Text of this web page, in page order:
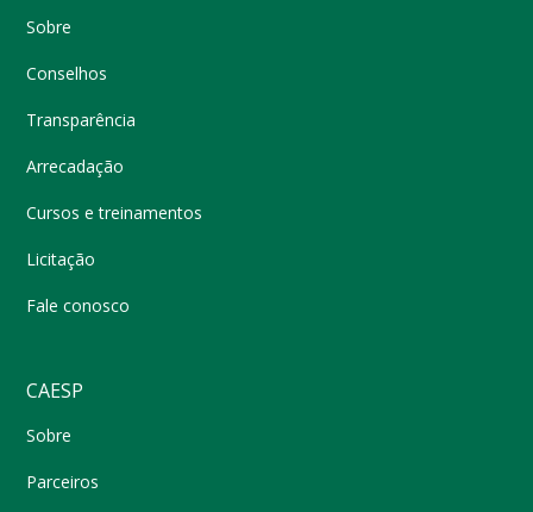
Sobre
Conselhos
Transparência
Arrecadação
Cursos e treinamentos
Licitação
Fale conosco
CAESP
Sobre
Parceiros